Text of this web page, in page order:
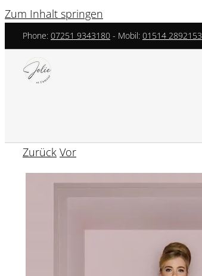
Zum Inhalt springen
Phone: 07251 9343180 - ‎Mobil: 01514 2892153
Zurück Vor